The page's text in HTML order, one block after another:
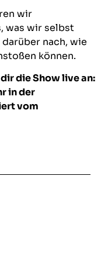
wir
was wir selbst
nach, wie
können.
die Show live an:
in der
vom